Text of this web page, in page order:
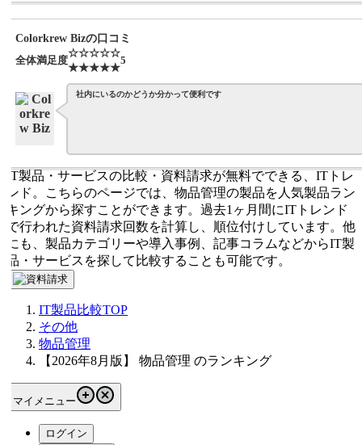
Colorkrew Bizの口コミ
全体満足度
☆☆☆☆☆
★★★★★
5
社内にいるのかどうか分かって便利です
製品・サービスの比較・資料請求が無料でできる、ITトレ
ド。こちらのページでは、物品管理の製品を人気製品ラン
ングから探すことができます。過去1ヶ月間にITトレンド
行われた資料請求回数を計算し、順位付けしています。他
も、製品カテゴリーや導入事例、記事コラムなどからIT製
・サービスを探して比較することも可能です。
IT製品比較TOP
その他
物品管理
【2026年8月版】 物品管理 のランキング
マイメニュー
ログイン